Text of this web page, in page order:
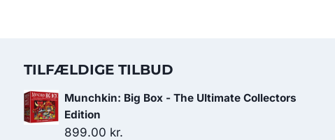
TILFÆLDIGE TILBUD
Munchkin: Big Box - The Ultimate Collectors
Edition
899.00 kr.